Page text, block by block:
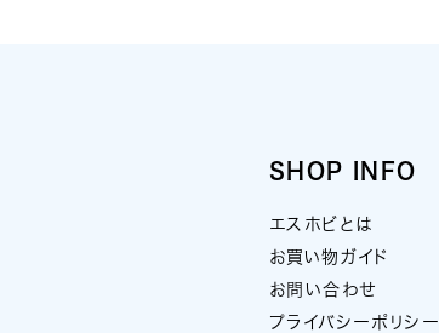
SHOP INFO
エスホビとは
お買い物ガイド
お問い合わせ
プライバシーポリシー